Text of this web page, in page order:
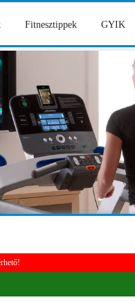
Fitnesztippek GYIK